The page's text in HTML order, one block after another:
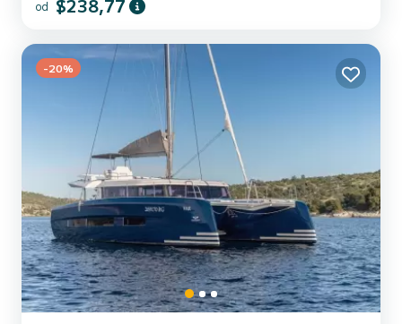
plavbě budete moci ubytovat až 8 cestujících a využít jeho 3 kajuty
genoa. Má následující vybavení: proudový mot...
od $238,77
-20%